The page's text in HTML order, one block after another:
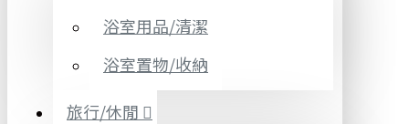
浴室用品/清潔
浴室置物/收納
旅行/休閒